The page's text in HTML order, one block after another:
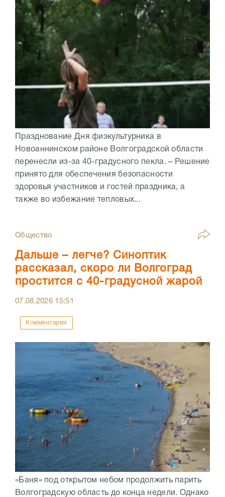
Празднование Дня физкультурника в
Новоаннинском районе Волгоградской области
перенесли из-за 40-градусного пекла. – Решение
принято для обеспечения безопасности
здоровья участников и гостей праздника, а
также во избежание тепловых...
Общество
Дальше – легче? Синоптик
рассказал, скоро ли Волгоград
простится с 40-градусной жарой
07.08.2026 15:51
Комментарии
«Баня» под открытом небом продолжить парить
Волгоградскую область до конца недели. Однако